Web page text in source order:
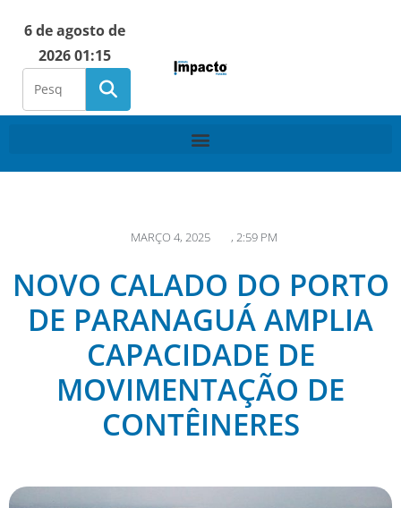
6 de agosto de
2026 01:15
MARÇO 4, 2025 , 2:59 PM
NOVO CALADO DO PORTO
DE PARANAGUÁ AMPLIA
CAPACIDADE DE
MOVIMENTAÇÃO DE
CONTÊINERES